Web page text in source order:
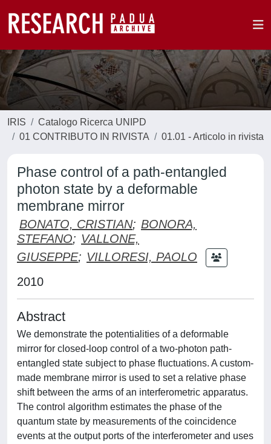
IRIS
Catalogo Ricerca UNIPD
01 CONTRIBUTO IN RIVISTA
01.01 - Articolo in rivista
Phase control of a path-entangled
photon state by a deformable
membrane mirror
BONATO, CRISTIAN; BONORA,
STEFANO; VALLONE,
GIUSEPPE; VILLORESI, PAOLO
2010
Abstract
We demonstrate the potentialities of a deformable
mirror for closed-loop control of a two-photon path-
entangled state subject to phase fluctuations. A custom-
made membrane mirror is used to set a relative phase
shift between the arms of an interferometric apparatus.
The control algorithm estimates the phase of the
quantum state by measurements of the coincidence
events at the output ports of the interferometer and uses